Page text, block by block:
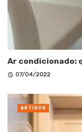
Ar condicionado:
07/04/2022
ARTIGOS